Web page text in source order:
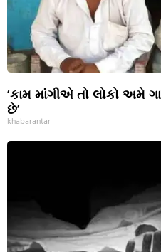
‘કામ માંગીએ તો લોકો અમે
છે’
khabarantar